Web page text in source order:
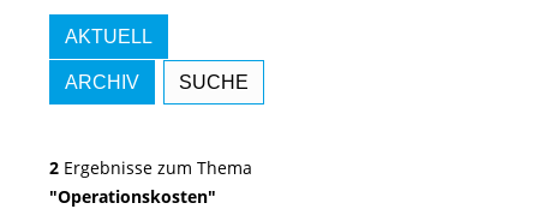
AKTUELL
ARCHIV SUCHE
2 Ergebnisse zum Thema
"Operationskosten"